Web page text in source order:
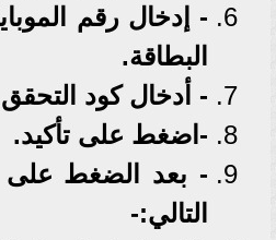
- إدخال رقم
البطاقة.
- أدخال كود التحقق
-اضغط على تأكيد.
- بعد الضغط على
التالي:-